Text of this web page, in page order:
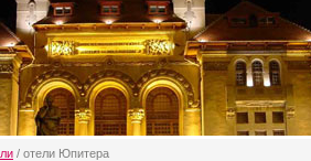
/ отели Юпитера